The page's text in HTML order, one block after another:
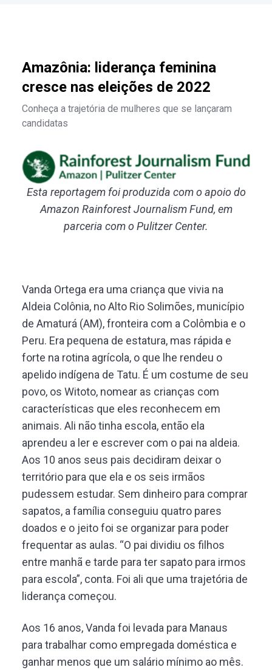
Amazônia: liderança feminina
cresce nas eleições de 2022
Conheça a trajetória de mulheres que se lançaram
candidatas
Esta reportagem foi produzida com o apoio do
Amazon Rainforest Journalism Fund, em
parceria com o Pulitzer Center.
Vanda Ortega era uma criança que vivia na
Aldeia Colônia, no Alto Rio Solimões, município
de Amaturá (AM), fronteira com a Colômbia e o
Peru. Era pequena de estatura, mas rápida e
forte na rotina agrícola, o que lhe rendeu o
apelido indígena de Tatu. É um costume de seu
povo, os Witoto, nomear as crianças com
características que eles reconhecem em
animais. Ali não tinha escola, então ela
aprendeu a ler e escrever com o pai na aldeia.
Aos 10 anos seus pais decidiram deixar o
território para que ela e os seis irmãos
pudessem estudar. Sem dinheiro para comprar
sapatos, a família conseguiu quatro pares
doados e o jeito foi se organizar para poder
frequentar as aulas. “O pai dividiu os filhos
entre manhã e tarde para ter sapato para irmos
para escola”, conta. Foi ali que uma trajetória de
liderança começou.
Aos 16 anos, Vanda foi levada para Manaus
para trabalhar como empregada doméstica e
ganhar menos que um salário mínimo ao mês.